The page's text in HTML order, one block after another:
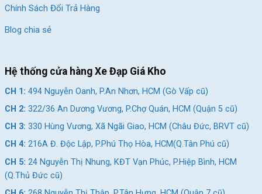
Chính Sách Đổi Trả Hàng
Blog chia sẻ
Hệ thống cửa hàng Xe Đạp Giá Kho
CH 1: 494 Nguyễn Oanh, P.An Nhơn, HCM (Gò Vấp cũ)
CH 2: 322/36 An Dương Vương, P.Chợ Quán, HCM (Quận 5 cũ)
CH 3: 330 Hùng Vương, Xã Ngãi Giao, HCM (Châu Đức, BRVT cũ)
CH 4: 216A Đ. Độc Lập, P.Phú Thọ Hòa, HCM(Q.Tân Phú cũ)
CH 5: 24 Nguyễn Thị Nhung, KĐT Vạn Phúc, P.Hiệp Bình, HCM
(Q.Thủ Đức cũ)